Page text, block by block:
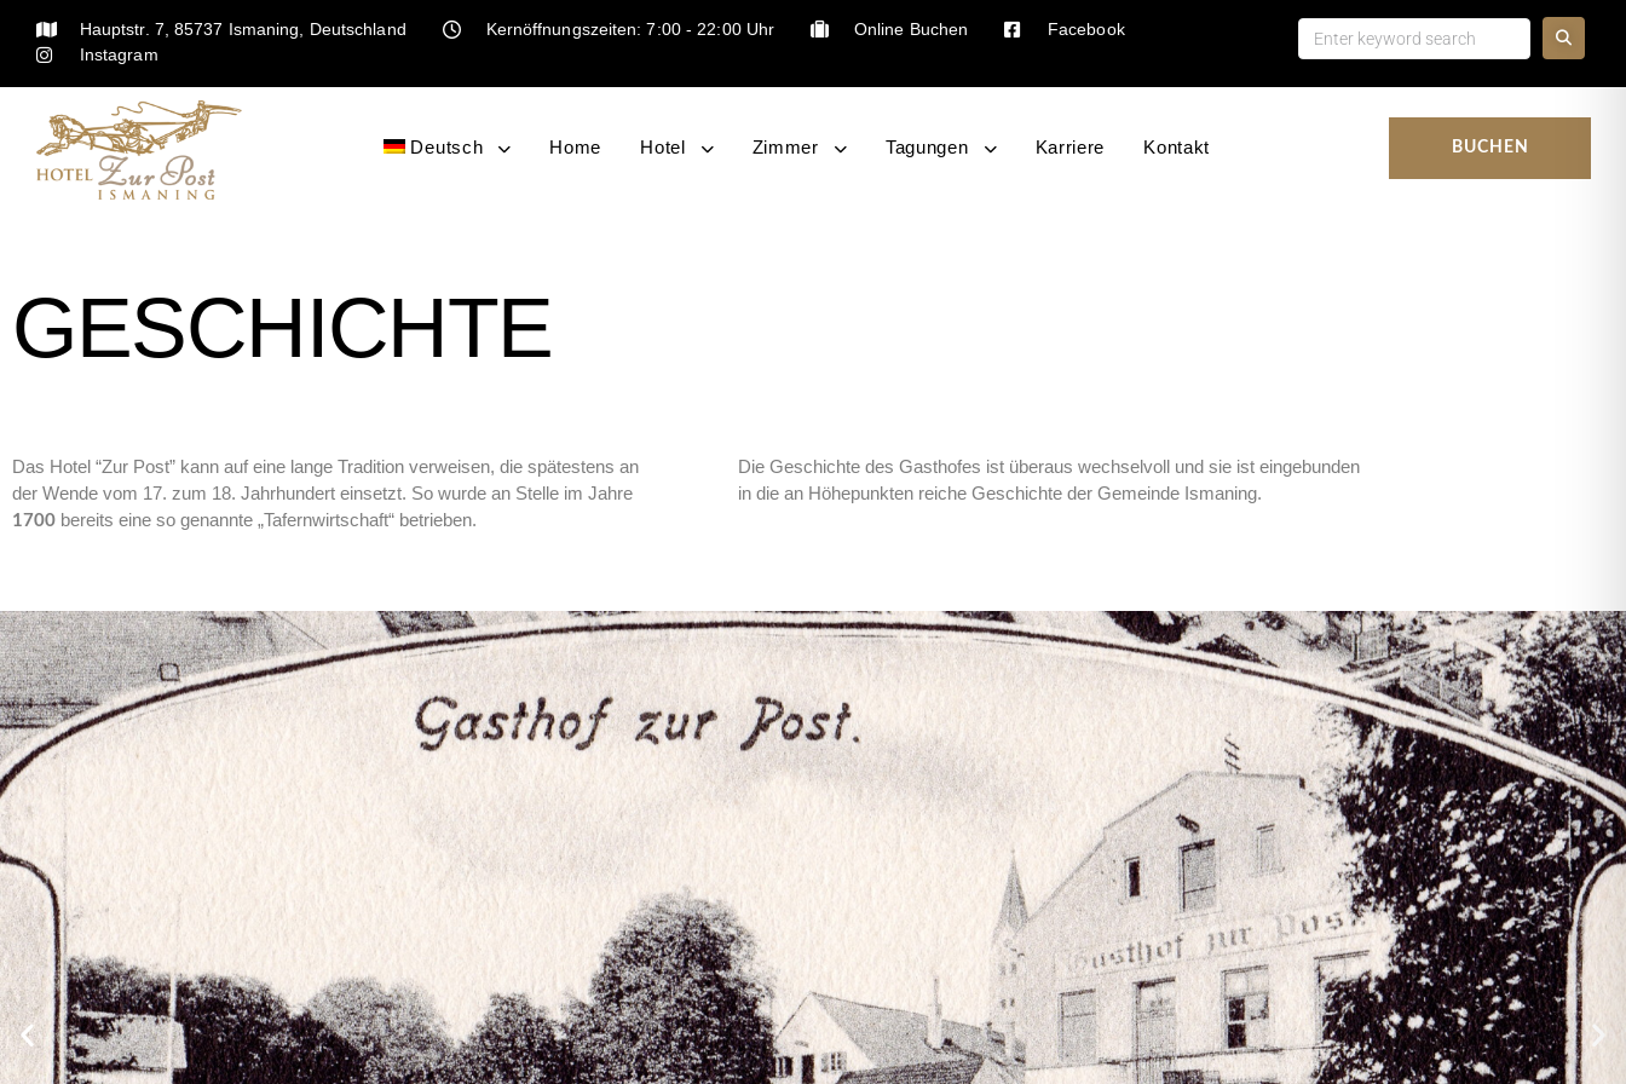
Hauptstr. 7, 85737 Ismaning, Deutschland Kernöffnungszeiten: 7:00 - 22:00 Uhr Online Buchen
Facebook
Instagram
Deutsch Home Hotel Zimmer Tagungen Karriere Kontakt BUCHEN
GESCHICHTE
Das Hotel “Zur Post” kann auf eine lange Tradition verweisen, die spätestens an
der Wende vom 17. zum 18. Jahrhundert einsetzt. So wurde an Stelle im Jahre
1700 bereits eine so genannte „Tafernwirtschaft“ betrieben.
Die Geschichte des Gasthofes ist überaus wechselvoll und sie ist eingebunden
in die an Höhepunkten reiche Geschichte der Gemeinde Ismaning.